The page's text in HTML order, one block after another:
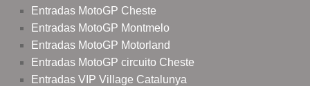
Entradas MotoGP Cheste
Entradas MotoGP Montmelo
Entradas MotoGP Motorland
Entradas MotoGP circuito Cheste
Entradas VIP Village Catalunya